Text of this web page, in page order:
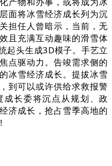
面将冰雪经济成长列为沉
担任人曾暗示，当前，无
且充满互动趣味的滑雪体
起头生成3D模子。手艺立
点驱动力。告竣需求侧的
冰雪经济成长。提拔冰雪
到可以或许供给求救报警
长委将沉点从规划、政
济成长，抢占雪季高地的